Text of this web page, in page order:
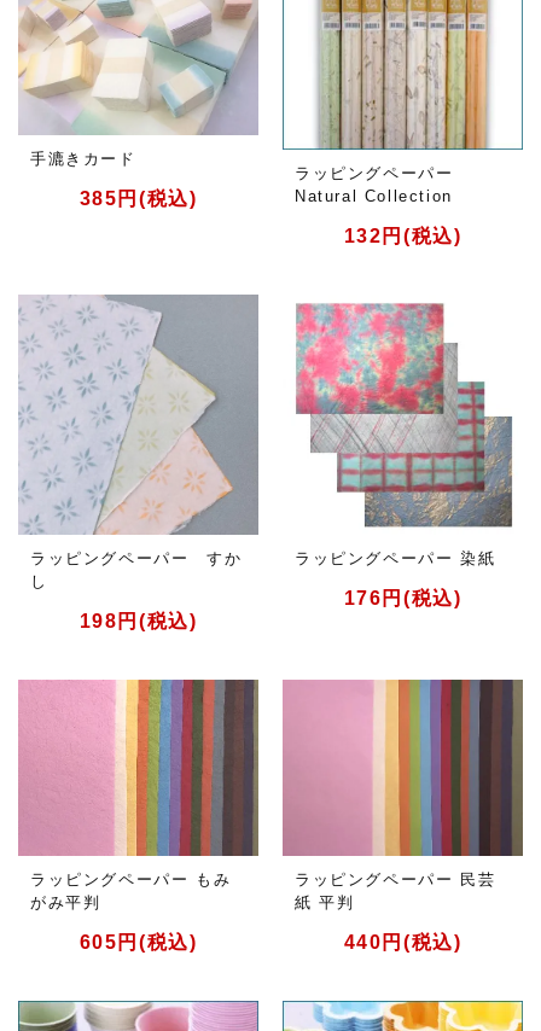
手漉きカード
385円(税込)
ラッピングペーパー
Natural Collection
132円(税込)
ラッピングペーパー すか
し
198円(税込)
ラッピングペーパー 染紙
176円(税込)
ラッピングペーパー もみ
がみ平判
605円(税込)
ラッピングペーパー 民芸
紙 平判
440円(税込)